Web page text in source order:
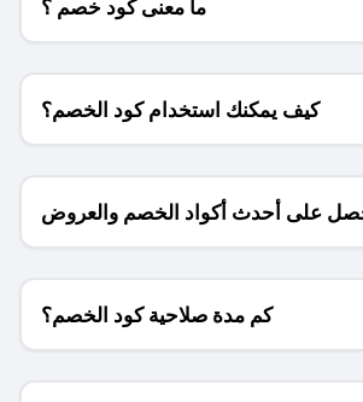
ما معنى كود خصم ؟
كيف يمكنك استخدام كود الخصم؟
على أحدث أكواد الخصم والعروض
للمتاجر؟
كم مدة صلاحية كود الخصم؟